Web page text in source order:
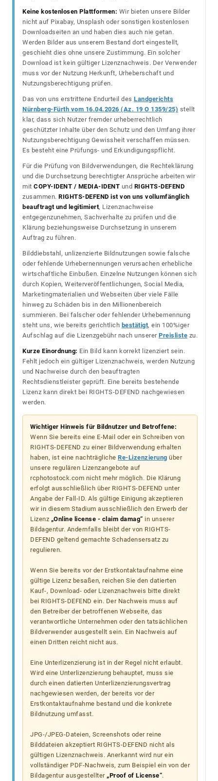
Keine kostenlosen Plattformen: Wir bieten unsere Bilder
nicht auf Pixabay, Unsplash oder sonstigen kostenlosen
Downloadseiten an und haben dies auch nie getan.
Werden Bilder aus unserem Bestand dort eingestellt,
geschieht dies ohne unsere Zustimmung. Ein solcher
Download ist kein gültiger Lizenznachweis. Der Verwender
muss vor der Nutzung Herkunft, Urheberschaft und
Nutzungsberechtigung prüfen.
Das von uns erstrittene Endurteil des Landgerichts
Nürnberg-Fürth vom 16.04.2026 (Az. 19 O 1359/25) stellt
klar, dass sich Nutzer fremder urheberrechtlich
geschützter Inhalte über den Schutz und den Umfang ihrer
Nutzungsberechtigung Gewissheit verschaffen müssen.
Es besteht eine Prüfungs- und Erkundigungspflicht.
Für die Prüfung von Bildverwendungen, die Rechteklärung
und die Durchsetzung berechtigter Ansprüche arbeiten wir
mit COPY-IDENT / MEDIA-IDENT und RIGHTS-DEFEND
zusammen. RIGHTS-DEFEND ist von uns vollumfänglich
beauftragt und legitimiert, Lizenznachweise
entgegenzunehmen, Sachverhalte zu prüfen und die
Klärung beziehungsweise Durchsetzung in unserem
Auftrag zu führen.
Bilddiebstahl, unlizenzierte Bildnutzungen sowie falsche
oder fehlende Urhebernennungen verursachen erhebliche
wirtschaftliche Einbußen. Einzelne Nutzungen können sich
durch Kopien, Weiterveröffentlichungen, Social Media,
Marketingmaterialien und Webseiten über viele Fälle
hinweg zu Schäden bis in den Millionenbereich
summieren. Bei falscher oder fehlender Urhebernennung
steht uns, wie bereits gerichtlich bestätigt, ein 100%iger
Aufschlag auf die Lizenzgebühr nach unserer Preisliste zu.
Kurze Einordnung: Ein Bild kann korrekt lizenziert sein.
Fehlt jedoch ein gültiger Lizenznachweis, werden Nutzung
und Nachweise durch den beauftragten
Rechtsdienstleister geprüft. Eine bereits bestehende
Lizenz kann direkt bei RIGHTS-DEFEND nachgewiesen
werden.
Wichtiger Hinweis für Bildnutzer und Betroffene:
Wenn Sie bereits eine E-Mail oder ein Schreiben von
RIGHTS-DEFEND zu einer Bildverwendung erhalten
haben, ist eine nachträgliche Re-Lizenzierung über
unsere regulären Lizenzangebote auf
rcphotostock.com nicht mehr möglich. Die Klärung
erfolgt ausschließlich über RIGHTS-DEFEND unter
Angabe der Fall-ID. Als gültige Einigung akzeptieren
wir in diesem Stadium ausschließlich den Erwerb der
Lizenz „Online license - claim damag“ in unserer
Bildagentur. Andernfalls bleibt der von RIGHTS-
DEFEND geltend gemachte Schadensersatz zu
regulieren.
Wenn Sie bereits vor der Erstkontaktaufnahme eine
gültige Lizenz besaßen, reichen Sie den datierten
Kauf-, Download- oder Lizenznachweis bitte direkt
bei RIGHTS-DEFEND ein. Der Nachweis muss auf
den Betreiber der betroffenen Webseite, das
verantwortliche Unternehmen oder den tatsächlichen
Bildverwender ausgestellt sein. Ein Nachweis auf
einen Dritten reicht nicht aus.
Eine Unterlizenzierung ist in der Regel nicht erlaubt.
Wird eine Unterlizenzierung behauptet, muss sie
durch einen datierten Unterlizenzierungsvertrag
nachgewiesen werden, der bereits vor der
Erstkontaktaufnahme bestand und die konkrete
Bildnutzung umfasst.
JPG-/JPEG-Dateien, Screenshots oder reine
Bilddateien akzeptiert RIGHTS-DEFEND nicht als
gültigen Lizenznachweis. Anerkannt wird nur ein
vollständiger PDF-Nachweis, zum Beispiel ein von der
Bildagentur ausgestellter „Proof of License“.